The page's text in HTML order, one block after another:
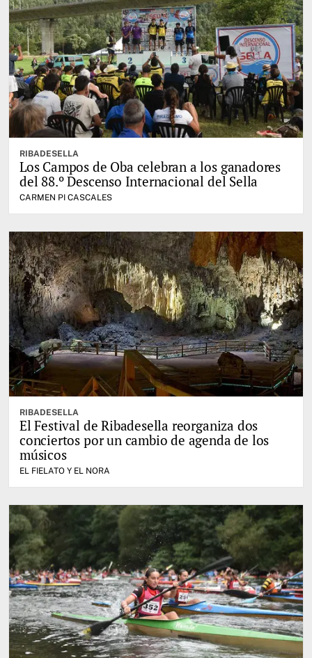
RIBADESELLA
Los Campos de Oba celebran a los ganadores
del 88.º Descenso Internacional del Sella
CARMEN PI CASCALES
RIBADESELLA
El Festival de Ribadesella reorganiza dos
conciertos por un cambio de agenda de los
músicos
EL FIELATO Y EL NORA